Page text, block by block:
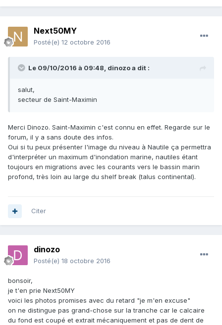
Next50MY
Posté(e) 12 octobre 2016
Le 09/10/2016 à 09:48, dinozoa dit :
salut,
secteur de Saint-Maximin
Merci Dinozo. Saint-Maximin c'est connu en effet. Regarde sur le
forum, il y a sans doute des infos.
Oui si tu peux présenter l'image du niveau à Nautile ça permettra
d'interpréter un maximum d'inondation marine, nautiles étant
toujours en migrations avec les courants vers le bassin marin
profond, très loin au large du shelf break (talus continental).
Citer
dinozo
Posté(e) 18 octobre 2016
bonsoir,
je t'en prie Next50MY
voici les photos promises avec du retard "je m'en excuse"
on ne distingue pas grand-chose sur la tranche car le calcaire
du fond est coupé et extrait mécaniquement et pas de dent de